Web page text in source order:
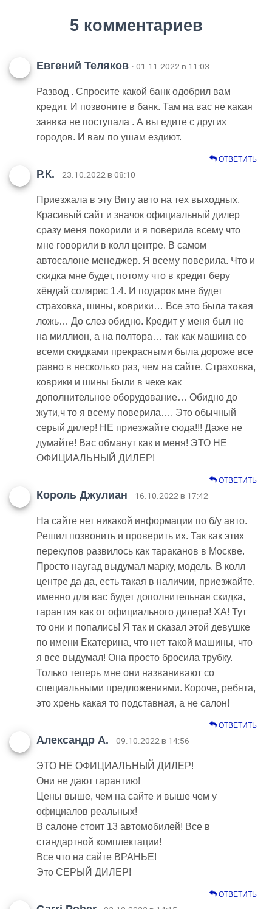
5 комментариев
Евгений Теляков · 01.11.2022 в 11:03
Развод . Спросите какой банк одобрил вам
кредит. И позвоните в банк. Там на вас не какая
заявка не поступала . А вы едите с других
городов. И вам по ушам ездиют.
ОТВЕТИТЬ
Р.К. · 23.10.2022 в 08:10
Приезжала в эту Виту авто на тех выходных.
Красивый сайт и значок официальный дилер
сразу меня покорили и я поверила всему что
мне говорили в колл центре. В самом
автосалоне менеджер. Я всему поверила. Что и
скидка мне будет, потому что в кредит беру
хёндай солярис 1.4. И подарок мне будет
страховка, шины, коврики… Все это была такая
ложь… До слез обидно. Кредит у меня был не
на миллион, а на полтора… так как машина со
всеми скидками прекрасными была дороже все
равно в несколько раз, чем на сайте. Страховка,
коврики и шины были в чеке как
дополнительное оборудование… Обидно до
жути,ч то я всему поверила…. Это обычный
серый дилер! НЕ приезжайте сюда!!! Даже не
думайте! Вас обманут как и меня! ЭТО НЕ
ОФИЦИАЛЬНЫЙ ДИЛЕР!
ОТВЕТИТЬ
Король Джулиан · 16.10.2022 в 17:42
На сайте нет никакой информации по б/у авто.
Решил позвонить и проверить их. Так как этих
перекупов развилось как тараканов в Москве.
Просто наугад выдумал марку, модель. В колл
центре да да, есть такая в наличии, приезжайте,
именно для вас будет дополнительная скидка,
гарантия как от официального дилера! ХА! Тут
то они и попались! Я так и сказал этой девушке
по имени Екатерина, что нет такой машины, что
я все выдумал! Она просто бросила трубку.
Только теперь мне они названивают со
специальными предложениями. Короче, ребята,
это хрень какая то подставная, а не салон!
ОТВЕТИТЬ
Александр А. · 09.10.2022 в 14:56
ЭТО НЕ ОФИЦИАЛЬНЫЙ ДИЛЕР!
Они не дают гарантию!
Цены выше, чем на сайте и выше чем у
официалов реальных!
В салоне стоит 13 автомобилей! Все в
стандартной комплектации!
Все что на сайте ВРАНЬЕ!
Это СЕРЫЙ ДИЛЕР!
ОТВЕТИТЬ